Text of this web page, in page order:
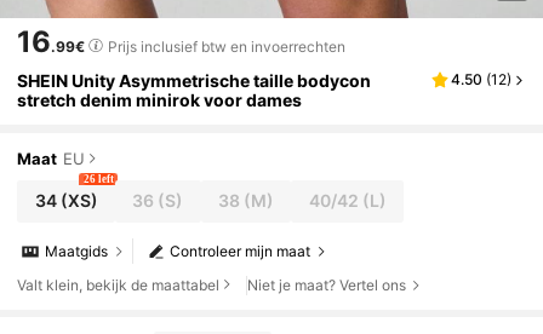
16.99€ Prijs inclusief btw en invoerrechten
SHEIN Unity Asymmetrische taille bodycon
stretch denim minirok voor dames
4.50 (12)
Maat EU
34(XS)
26 left
36 (S) 38 (M) 40/42 (L)
Controleer mijn maat
Maatgids
Valt klein, bekijk de maattabel
Niet je maat? Vertel ons